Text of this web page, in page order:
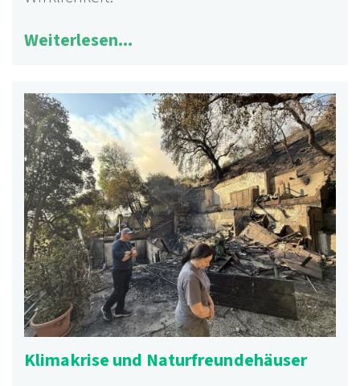
Weiterlesen...
Klimakrise und Naturfreundehäuser